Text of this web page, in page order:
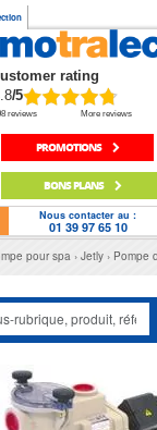
rating
/5
reviews More reviews
PROMOTIONS
BONS PLANS
Nous contacter au :
01 39 97 65 10
pour spa Jetly Pompe